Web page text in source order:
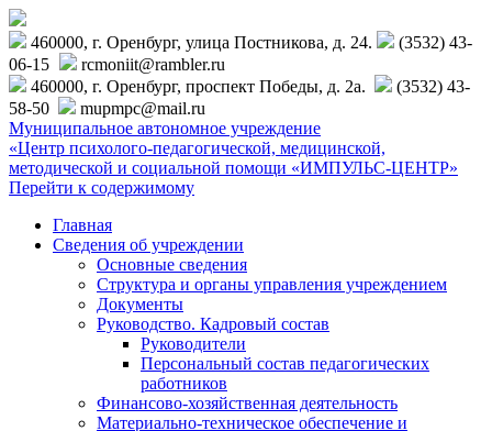
460000, г. Оренбург, улица Постникова, д. 24.
(3532) 43-
06-15
rcmoniit@rambler.ru
460000, г. Оренбург, проспект Победы, д. 2а.
(3532) 43-
58-50
mupmpc@mail.ru
Муниципальное автономное учреждение
«Центр психолого-педагогической, медицинской,
методической и социальной помощи «ИМПУЛЬС-ЦЕНТР»
Перейти к содержимому
Главная
Сведения об учреждении
Основные сведения
Структура и органы управления учреждением
Документы
Руководство. Кадровый состав
Руководители
Персональный состав педагогических
работников
Финансово-хозяйственная деятельность
Материально-техническое обеспечение и